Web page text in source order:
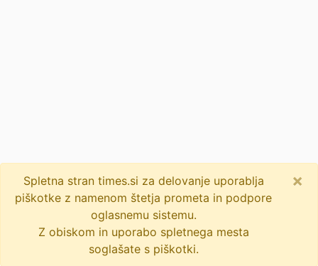
Spletna stran times.si za delovanje uporablja
piškotke z namenom štetja prometa in podpore
oglasnemu sistemu.
Z obiskom in uporabo spletnega mesta
soglašate s piškotki.
×